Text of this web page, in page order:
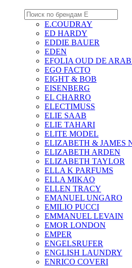
E.COUDRAY
ED HARDY
EDDIE BAUER
EDEN
EFOLIA OUD DE
EGO FACTO
EIGHT & BOB
EISENBERG
EL CHARRO
ELECTIMUSS
ELIE SAAB
ELIE TAHARI
ELITE MODEL
ELIZABETH & JAMES
ELIZABETH ARDEN
ELIZABETH TAYLOR
ELLA K PARFUMS
ELLA MIKAO
ELLEN TRACY
EMANUEL UNGARO
EMILIO PUCCI
EMMANUEL LEVAIN
EMOR LONDON
EMPER
ENGELSRUFER
ENGLISH LAUNDRY
ENRICO COVERI